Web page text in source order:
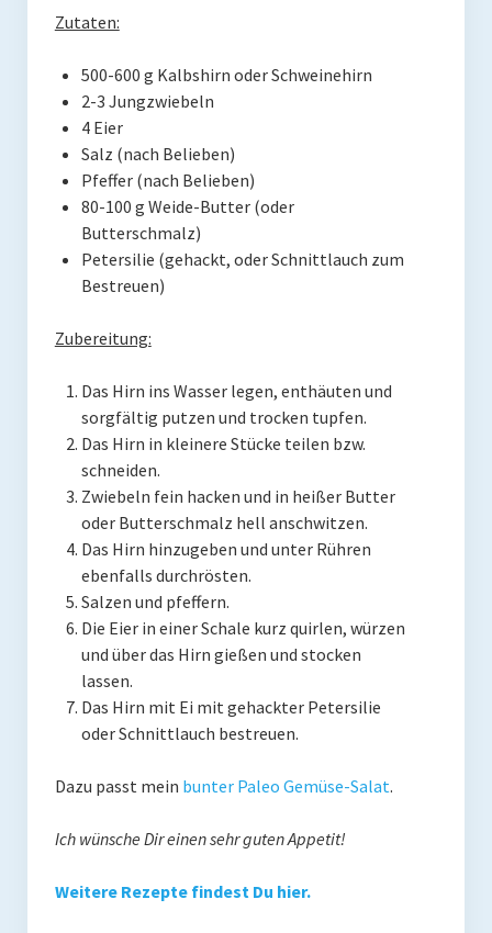
Abnehmen mit Paleo
Paleo Gehirn-Pflege Guide
Gehirn-Pflege Kochbuch
Paleo Bücher kaufen
Publikationen
Presse
Kontakt
Impressum
Haftungsausschluss
Zutaten:
500-600 g Kalbshirn oder Schweinehirn
2-3 Jungzwiebeln
4 Eier
Salz (nach Belieben)
Pfeffer (nach Belieben)
80-100 g Weide-Butter (oder
Butterschmalz)
Petersilie (gehackt, oder Schnittlauch zum
Bestreuen)
Zubereitung:
Das Hirn ins Wasser legen, enthäuten und
sorgfältig putzen und trocken tupfen.
Das Hirn in kleinere Stücke teilen bzw.
schneiden.
Zwiebeln fein hacken und in heißer Butter
oder Butterschmalz hell anschwitzen.
Das Hirn hinzugeben und unter Rühren
ebenfalls durchrösten.
Salzen und pfeffern.
Die Eier in einer Schale kurz quirlen, würzen
und über das Hirn gießen und stocken
lassen.
Das Hirn mit Ei mit gehackter Petersilie
oder Schnittlauch bestreuen.
Dazu passt mein bunter Paleo Gemüse-Salat.
Ich wünsche Dir einen sehr guten Appetit!
Weitere Rezepte findest Du hier.